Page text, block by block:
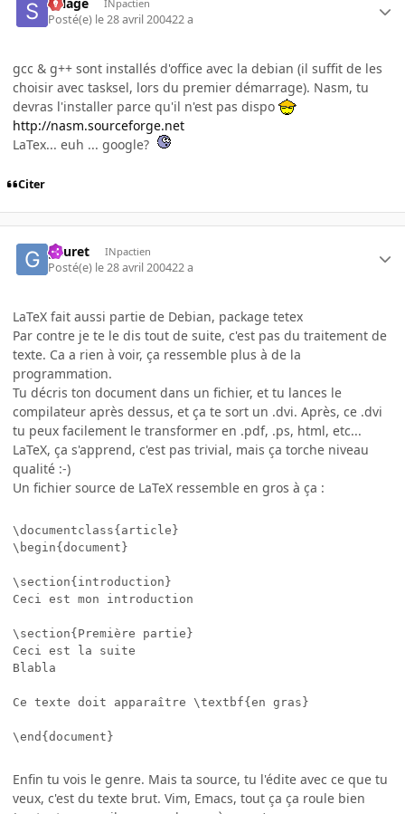
INpactien
Posté(e) le 28 avril 200422 a
gcc & g++ sont installés d'office avec la debian (il suffit de les
choisir avec tasksel, lors du premier démarrage). Nasm, tu
devras l'installer parce qu'il n'est pas dispo
http://nasm.sourceforge.net
LaTex... euh ... google?
Citer
gauret INpactien
Posté(e) le 28 avril 200422 a
LaTeX fait aussi partie de Debian, package tetex
Par contre je te le dis tout de suite, c'est pas du traitement de
texte. Ca a rien à voir, ça ressemble plus à de la
programmation.
Tu décris ton document dans un fichier, et tu lances le
compilateur après dessus, et ça te sort un .dvi. Après, ce .dvi
tu peux facilement le transformer en .pdf, .ps, html, etc...
LaTeX, ça s'apprend, c'est pas trivial, mais ça torche niveau
qualité :-)
Un fichier source de LaTeX ressemble en gros à ça :
\documentclass{article}
\begin{document}
\section{introduction}
Ceci est mon introduction
\section{Première partie}
Ceci est la suite
Blabla
Ce texte doit apparaître \textbf{en gras}
Enfin tu vois le genre. Mais ta source, tu l'édite avec ce que tu
veux, c'est du texte brut. Vim, Emacs, tout ça ça roule bien